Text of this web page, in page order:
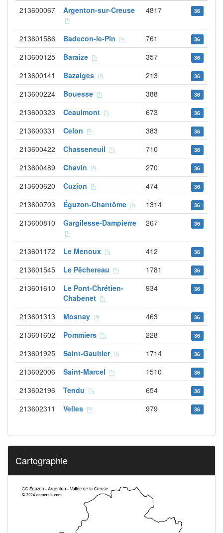
213600067 Argenton-sur-Creuse 4817 36
213601586 Badecon-le-Pin 761 36
213600125 Baraize 357 36
213600141 Bazaiges 213 36
213600224 Bouesse 388 36
213600323 Ceaulmont 673 36
213600331 Celon 383 36
213600422 Chasseneuil 710 36
213600489 Chavin 270 36
213600620 Cuzion 474 36
213600703 Éguzon-Chantôme 1314 36
213600810 Gargilesse-Dampierre 267 36
213601172 Le Menoux 412 36
213601545 Le Pêchereau 1781 36
213601610
Le Pont-Chrétien-
Chabenet
934 36
213601313 Mosnay 463 36
213601602 Pommiers 228 36
213601925 Saint-Gaultier 1714 36
213602006 Saint-Marcel 1510 36
213602196 Tendu 654 36
213602311 Velles 979 36
Cartographie